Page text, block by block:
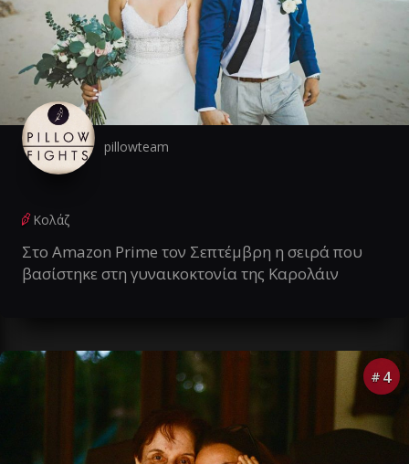
pillowteam
Κολάζ
Στο Amazon Prime τον Σεπτέμβρη η σειρά που
βασίστηκε στη γυναικοκτονία της Καρολάιν
# 4